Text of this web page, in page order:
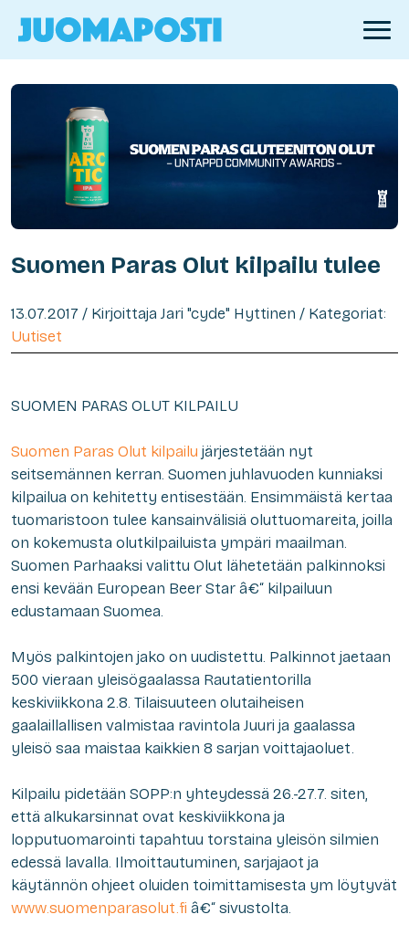
Suomen Paras Olut kilpailu tulee
13.07.2017 / Kirjoittaja Jari "cyde" Hyttinen / Kategoriat:
Uutiset
SUOMEN PARAS OLUT KILPAILU
Suomen Paras Olut kilpailu järjestetään nyt
seitsemännen kerran. Suomen juhlavuoden kunniaksi
kilpailua on kehitetty entisestään. Ensimmäistä kertaa
tuomaristoon tulee kansainvälisiä oluttuomareita, joilla
on kokemusta olutkilpailuista ympäri maailman.
Suomen Parhaaksi valittu Olut lähetetään palkinnoksi
ensi kevään European Beer Star â€“ kilpailuun
edustamaan Suomea.
Myös palkintojen jako on uudistettu. Palkinnot jaetaan
500 vieraan yleisögaalassa Rautatientorilla
keskiviikkona 2.8. Tilaisuuteen olutaiheisen
gaalaillallisen valmistaa ravintola Juuri ja gaalassa
yleisö saa maistaa kaikkien 8 sarjan voittajaoluet.
Kilpailu pidetään SOPP:n yhteydessä 26.-27.7. siten,
että alkukarsinnat ovat keskiviikkona ja
lopputuomarointi tapahtuu torstaina yleisön silmien
edessä lavalla. Ilmoittautuminen, sarjajaot ja
käytännön ohjeet oluiden toimittamisesta ym löytyvät
www.suomenparasolut.fi â€“ sivustolta.